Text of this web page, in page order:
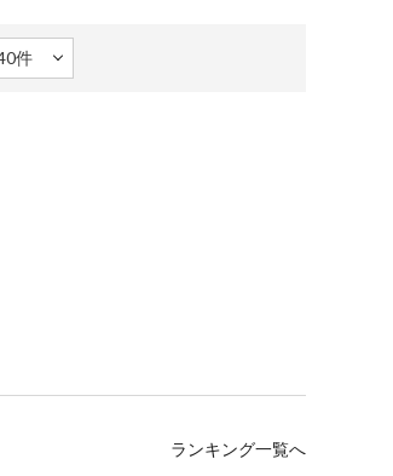
ランキング一覧へ